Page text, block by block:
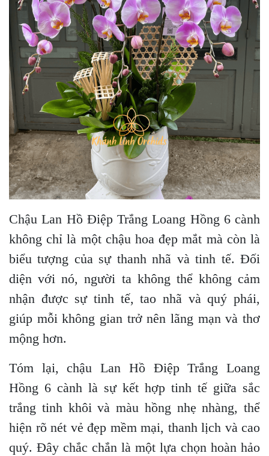
Chậu Lan Hồ Điệp Trắng Loang Hồng 6 cành
không chỉ là một chậu hoa đẹp mắt mà còn là
biểu tượng của sự thanh nhã và tinh tế. Đối
diện với nó, người ta không thể không cảm
nhận được sự tinh tế, tao nhã và quý phái,
giúp mỗi không gian trở nên lãng mạn và thơ
mộng hơn.
Tóm lại, chậu Lan Hồ Điệp Trắng Loang
Hồng 6 cành là sự kết hợp tinh tế giữa sắc
trắng tinh khôi và màu hồng nhẹ nhàng, thể
hiện rõ nét vẻ đẹp mềm mại, thanh lịch và cao
quý. Đây chắc chắn là một lựa chọn hoàn hảo